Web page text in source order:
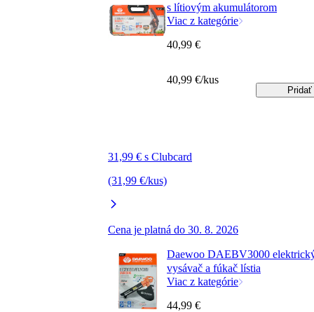
s lítiovým akumulátorom
Viac z kategórie
31,99 € s Clubcard
(31,99 €/kus)
Cena je platná do 30. 8. 2026
40,99 €
40,99 €/kus
Pridať
Daewoo DAEBV3000
vysávač a fúkač lístia
Viac z kategórie
44,99 €